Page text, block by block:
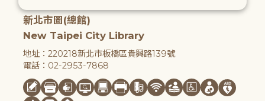
新北市圖(總館)
New Taipei City Library
地址：220218新北市板橋區貴興路139號
電話：02-2953-7868